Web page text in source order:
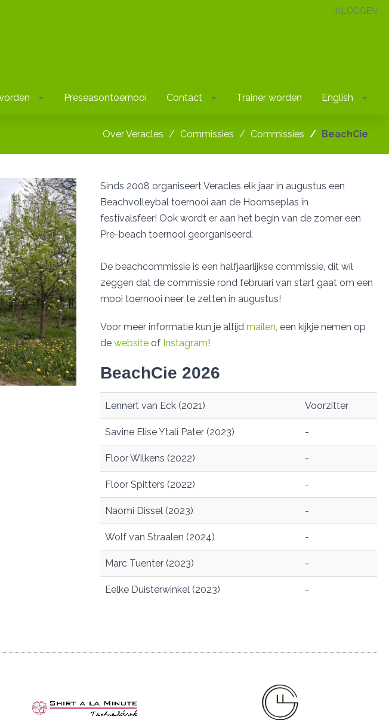
INLOGGEN
Preseasontoernooi Contact Trainer worden English
Over Veracles Commissies Commissies BeachCie
Sinds 2008 organiseert Veracles elk jaar in augustus een
Beachvolleybal toernooi aan de Hoornseplas in
festivalsfeer! Ook wordt er aan het begin van de zomer een
Pre-beach toernooi georganiseerd.
De beachcommissie is een halfjaarlijkse commissie, dit wil
zeggen dat de commissie rond februari van start gaat om een
mooi toernooi neer te zetten in augustus!
Voor meer informatie kun je altijd mailen, een kijkje nemen op
de website of Instagram!
BeachCie 2026
Lennert van Eck (2021) Voorzitter
Savine Elise Ytali Pater (2023) -
Floor Wilkens (2022) -
Floor Spitters (2022) -
Naomi Dissel (2023) -
Wolf van Straalen (2024) -
Marc Tuenter (2023) -
Eelke Duisterwinkel (2023) -